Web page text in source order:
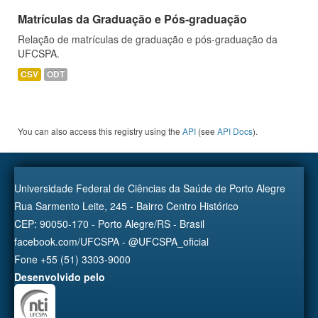
Matrículas da Graduação e Pós-graduação
Relação de matrículas de graduação e pós-graduação da
UFCSPA.
CSV ODT
You can also access this registry using the API (see API Docs).
Universidade Federal de Ciências da Saúde de Porto Alegre
Rua Sarmento Leite, 245 - Bairro Centro Histórico
CEP: 90050-170 - Porto Alegre/RS - Brasil
facebook.com/UFCSPA - @UFCSPA_oficial
Fone +55 (51) 3303-9000
Desenvolvido pelo